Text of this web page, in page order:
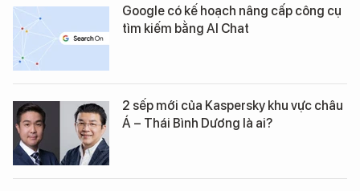
Google có kế hoạch nâng cấp công cụ
tìm kiếm bằng AI Chat
2 sếp mới của Kaspersky khu vực châu
Á – Thái Bình Dương là ai?